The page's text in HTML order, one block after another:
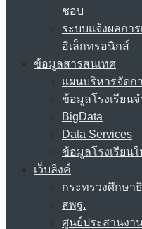
ชอบ
ระบบแจ้งผลกา
อิเล็กทรอนิกส์
ข้อมูลสารสนเทศ
แผนบริหารจัด
ข้อมูลโรงเรียน
BigData
Data Services
ข้อมูลโรงเรียน
เว็บลิงค์
กระทรวงศึกษา
สพฐ.
ศูนย์ประสานงา